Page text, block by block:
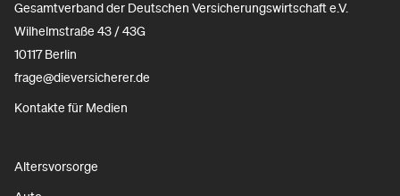
Gesamtverband der Deutschen Versicherungswirtschaft e.V.
Wilhelmstraße 43 / 43G
10117 Berlin
frage@dieversicherer.de
Kontakte für Medien
Altersvorsorge